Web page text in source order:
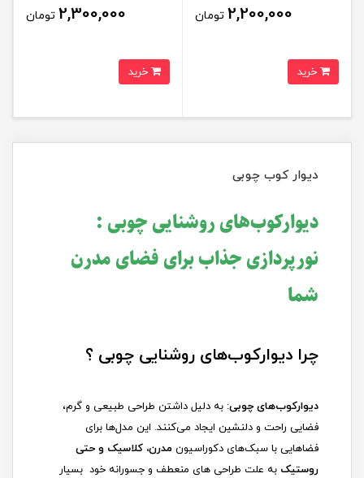
2,200,000 تومان 2,300,000 تومان
دیوار کوب چوبی
دیوارکوب‌های روشنایی چوبی :
نورپردازی جذاب برای فضای مدرن
شما
چرا دیوارکوب‌های روشنایی چوبی ؟
دیوارکوب‌های چوبی: به دلیل داشتن طراحی طبیعی و گرم،
فضایی راحت و دلنشین ایجاد می‌کنند. این مدل‌ها برای
فضاهایی با سبک‌های دکوراسیون مدرن، کلاسیک و حتی
روستیک به علت طراحی های منعطف و جسورانه خود بسیار